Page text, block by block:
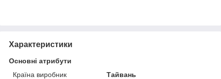
Характеристики
Основні атрибути
Країна виробник
Тайвань